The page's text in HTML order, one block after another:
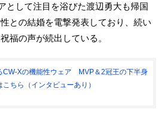
として注目を浴びた渡辺勇大も帰国
との結婚を電撃発表しており、続い
福の声が続出している。
CW-Xの機能性ウェア MVP＆2冠王の下半身
ちら（インタビューあり）